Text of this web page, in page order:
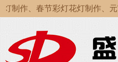
春节彩灯花灯制作、元宵
春节彩灯花灯制作、元宵